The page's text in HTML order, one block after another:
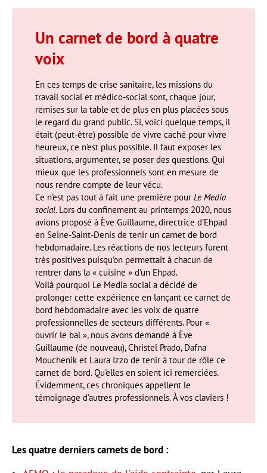
Un carnet de bord à quatre
voix
En ces temps de crise sanitaire, les missions du
travail social et médico-social sont, chaque jour,
remises sur la table et de plus en plus placées sous
le regard du grand public. Si, voici quelque temps, il
était (peut-être) possible de vivre caché pour vivre
heureux, ce n'est plus possible. Il faut exposer les
situations, argumenter, se poser des questions. Qui
mieux que les professionnels sont en mesure de
nous rendre compte de leur vécu.
Ce n'est pas tout à fait une première pour Le Media
social. Lors du confinement au printemps 2020, nous
avions proposé à Ève Guillaume, directrice d'Ehpad
en Seine-Saint-Denis de tenir un carnet de bord
hebdomadaire. Les réactions de nos lecteurs furent
très positives puisqu'on permettait à chacun de
rentrer dans la « cuisine » d'un Ehpad.
Voilà pourquoi Le Media social a décidé de
prolonger cette expérience en lançant ce carnet de
bord hebdomadaire avec les voix de quatre
professionnelles de secteurs différents. Pour «
ouvrir le bal », nous avons demandé à Ève
Guillaume (de nouveau), Christel Prado, Dafna
Mouchenik et Laura Izzo de tenir à tour de rôle ce
carnet de bord. Qu'elles en soient ici remerciées.
Évidemment, ces chroniques appellent le
témoignage d'autres professionnels. À vos claviers !
Les quatre derniers carnets de bord :